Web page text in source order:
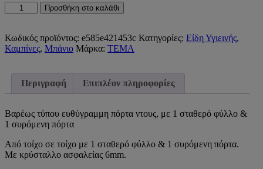
ΣΥΡΟΜΕΝΗ
ΠΟΡΤΑ
ΔΙΦΥΛΛΗ
VERSUS
ποσότητα
Προσθήκη στο καλάθι
Κωδικός προϊόντος: e585e421453c Κατηγορίες: Είδη Υγιεινής,
Καμπίνες, Μπάνιο Μάρκα: TEMA
Περιγραφή Επιπλέον πληροφορίες
Βαρέως τύπου ευθύγραμμη πόρτα ντους, με 1 σταθερό φύλλο &
1 συρόμενη πόρτα
Από τοίχο σε τοίχο με 1 σταθερό φύλλο & 1 συρόμενη πόρτα.
Με κρύσταλλο ασφαλείας 6mm.